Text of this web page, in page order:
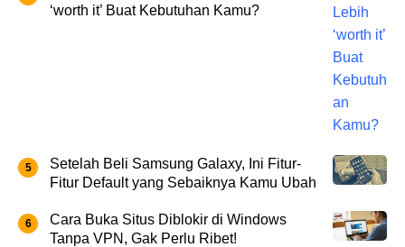
‘worth it’ Buat Kebutuhan Kamu?
Setelah Beli Samsung Galaxy, Ini Fitur-
Fitur Default yang Sebaiknya Kamu Ubah
Cara Buka Situs Diblokir di Windows
Tanpa VPN, Gak Perlu Ribet!